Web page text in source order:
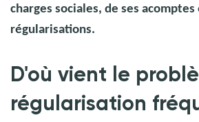
charges sociales, de ses acomptes
régularisations.
D'où vient le
régularisation